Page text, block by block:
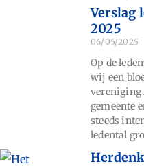
Verslag
2025
06/05/2025
Op de
wij een
vereniging
gemeente
steeds
ledental